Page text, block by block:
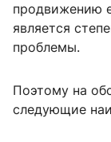
продвижению
является
проблемы.
Поэтому на
следующие